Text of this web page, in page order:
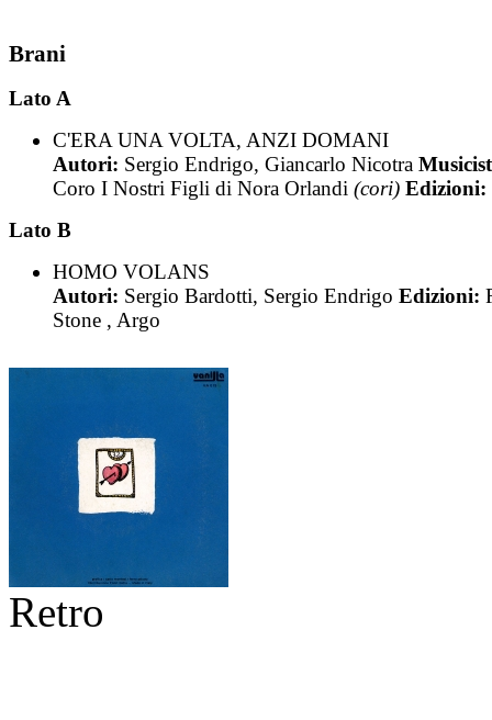
Brani
Lato A
C'ERA UNA VOLTA, ANZI DOMANI
Autori: Sergio Endrigo, Giancarlo Nicotra
Coro I Nostri Figli di Nora Orlandi (cori) Edizioni:
Lato B
HOMO VOLANS
Autori: Sergio Bardotti, Sergio Endrigo Edizioni:
Stone , Argo
Retro